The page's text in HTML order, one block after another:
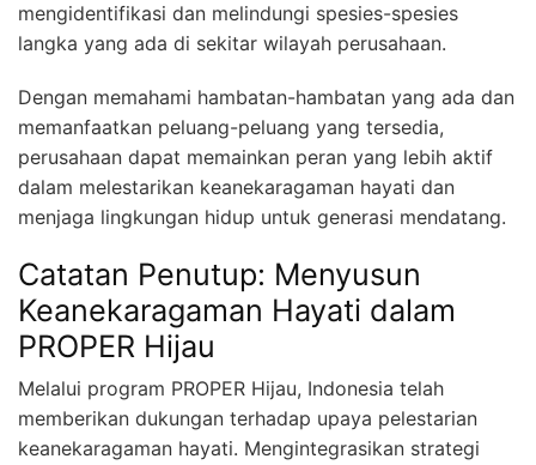
mengidentifikasi dan melindungi spesies-spesies
langka yang ada di sekitar wilayah perusahaan.
Dengan memahami hambatan-hambatan yang ada dan
memanfaatkan peluang-peluang yang tersedia,
perusahaan dapat memainkan peran yang lebih aktif
dalam melestarikan keanekaragaman hayati dan
menjaga lingkungan hidup untuk generasi mendatang.
Catatan Penutup: Menyusun
Keanekaragaman Hayati dalam
PROPER Hijau
Melalui program PROPER Hijau, Indonesia telah
memberikan dukungan terhadap upaya pelestarian
keanekaragaman hayati. Mengintegrasikan strategi